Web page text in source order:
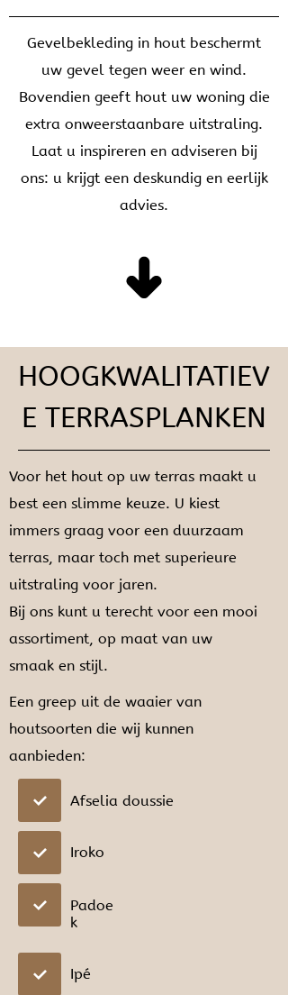
Gevelbekleding in hout beschermt
uw gevel tegen weer en wind.
Bovendien geeft hout uw woning die
extra onweerstaanbare uitstraling.
Laat u inspireren en adviseren bij
ons: u krijgt een deskundig en eerlijk
advies.
HOOGKWALITATIEV
E TERRASPLANKEN
Voor het hout op uw terras maakt u
best een slimme keuze. U kiest
immers graag voor een duurzaam
terras, maar toch met superieure
uitstraling voor jaren.
Bij ons kunt u terecht voor een mooi
assortiment, op maat van uw
smaak en stijl.
Een greep uit de waaier van
houtsoorten die wij kunnen
aanbieden:
Afselia doussie
Iroko
Padoe
k
Ipé